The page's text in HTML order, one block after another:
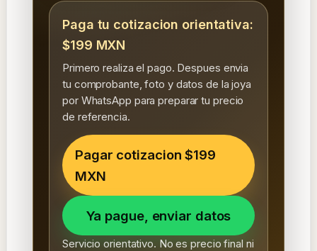
Paga tu cotizacion orientativa:
$199 MXN
Primero realiza el pago. Despues envia
tu comprobante, foto y datos de la joya
por WhatsApp para preparar tu precio
de referencia.
Pagar cotizacion $199
MXN
Ya pague, enviar datos
Servicio orientativo. No es precio final ni